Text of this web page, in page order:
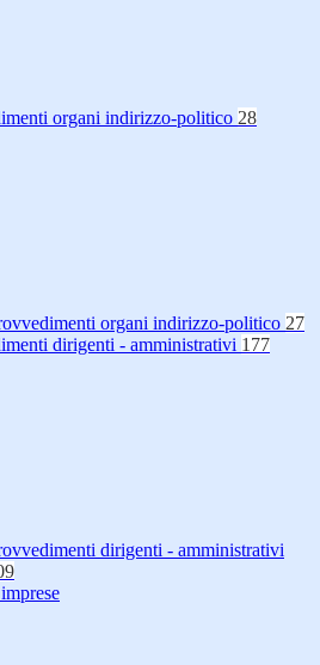
organi indirizzo-politico 28
organi indirizzo-politico 27
dirigenti - amministrativi 177
dirigenti - amministrativi